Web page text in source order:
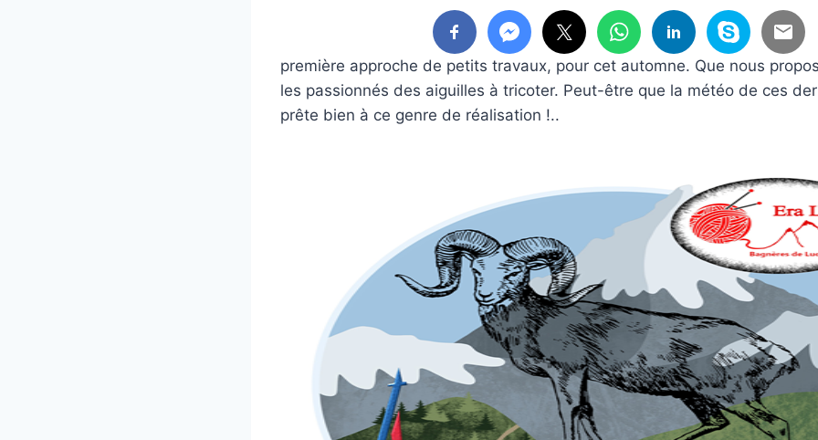
première approche de petits travaux, pour cet automne. Que nous
les passionnés des aiguilles à tricoter. Peut-être que la météo de ces
prête bien à ce genre de réalisation !..